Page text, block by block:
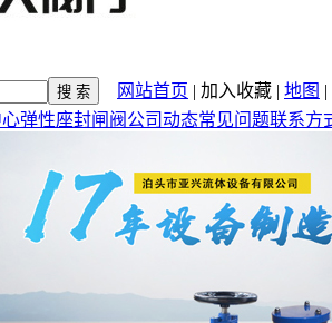
网站首页 | 加入收藏 | 地图 |
弹性座封闸阀 公司动态常见问题联系方